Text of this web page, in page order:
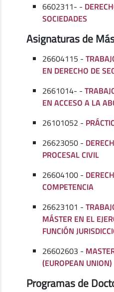
6602311- -
SOCIEDADES
Asignaturas de
26604115 -
EN DERECHO DE
2661014- -
EN ACCESO A LA
26101052 -
26623050 -
PROCESAL CIVIL
26604100 -
COMPETENCIA
26623101 -
MÁSTER EN EL
FUNCIÓN
26602603 -
(EUROPEAN UNION)
Programas de